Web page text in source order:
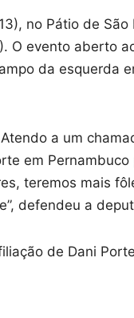
no Pátio de São
O evento aberto
da esquerda
a um
em Pernambuco
teremos mais
defendeu a
de Dani